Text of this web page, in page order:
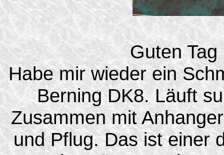
Guten
Habe mir wieder ein
Berning DK8. Läuft
Zusammen mit
und Pflug. Das ist einer